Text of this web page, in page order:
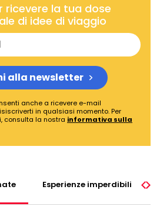
ricevere la tua dose
di idee di viaggio
anche a ricevere e-mail
in qualsiasi momento. Per
consulta la nostra informativa sulla
alla newsletter
Esperienze imperdibili